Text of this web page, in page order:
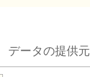
データの提供元